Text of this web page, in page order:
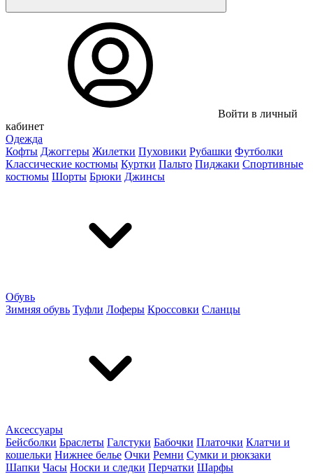
Войти в личный
кабинет
Одежда
Кофты Джоггеры Жилетки Пуховики Рубашки Футболки
Классические костюмы Куртки Пальто Пиджаки Спортивные
костюмы Шорты Брюки Джинсы
Обувь
Зимняя обувь Туфли Лоферы Кроссовки Сланцы
Аксессуары
Бейсболки Браслеты Галстуки Бабочки Платочки Клатчи и
кошельки Нижнее белье Очки Ремни Сумки и рюкзаки
Шапки Часы Носки и следки Перчатки Шарфы